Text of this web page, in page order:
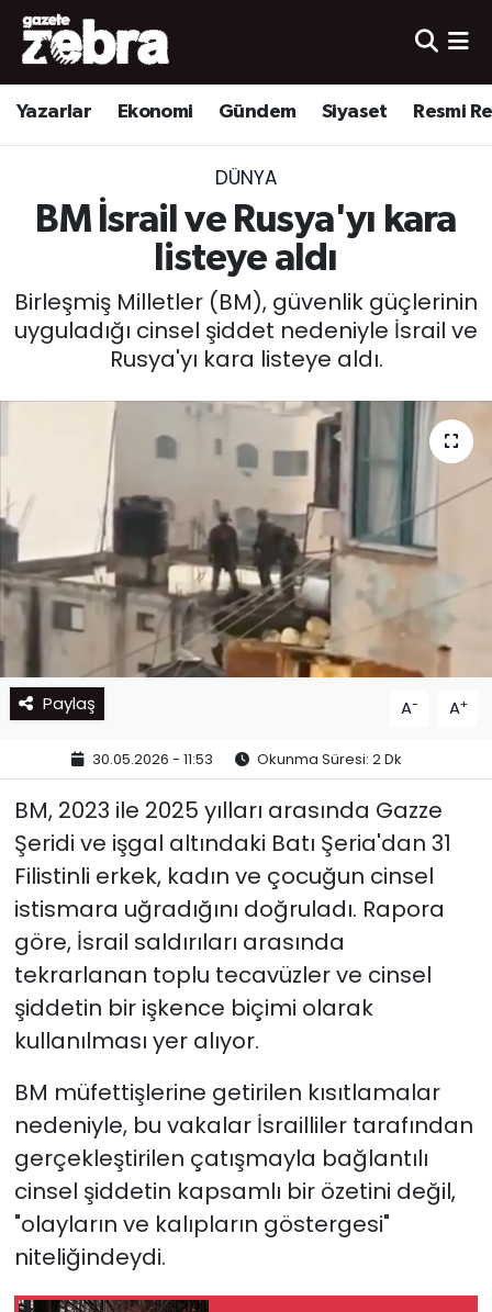
Yazarlar Ekonomi Gündem Siyaset Resmi
DÜNYA
BM İsrail ve Rusya'yı kara
listeye aldı
Birleşmiş Milletler (BM), güvenlik güçlerinin
uyguladığı cinsel şiddet nedeniyle İsrail ve
Rusya'yı kara listeye aldı.
Paylaş A- A+
30.05.2026 - 11:53 Okunma Süresi: 2 Dk
BM, 2023 ile 2025 yılları arasında Gazze
Şeridi ve işgal altındaki Batı Şeria'dan 31
Filistinli erkek, kadın ve çocuğun cinsel
istismara uğradığını doğruladı. Rapora
göre, İsrail saldırıları arasında
tekrarlanan toplu tecavüzler ve cinsel
şiddetin bir işkence biçimi olarak
kullanılması yer alıyor.
BM müfettişlerine getirilen kısıtlamalar
nedeniyle, bu vakalar İsrailliler tarafından
gerçekleştirilen çatışmayla bağlantılı
cinsel şiddetin kapsamlı bir özetini değil,
"olayların ve kalıpların göstergesi"
niteliğindeydi.
Yazarlar
Ekonomi
Kültür-Sanat
Spor
Nöbetçi Eczaneler
Hava Durumu
Trafik Durumu
Süper Lig Puan Durumu ve Fikstür
Tüm Manşetler
Son Dakika Haberleri
Haber Arşivi